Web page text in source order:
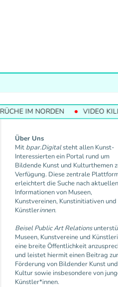
NORDEN VIDEO KILLED THE
Über Uns
Mit bpar.Digitalsteht allen Kunst-
Interessierten ein Portal rund um
Bildende Kunst und Kulturthemen
Verfügung. Diese zentrale
erleichtert die Suche nach aktuellen
Informationen von Museen,
Kunstvereinen, Kunstinitiativen und
Künstlerinnen.
Beisel Public Art Relations
Museen, Kunstvereine und
eine breite Öffentlichkeit
und leistet hiermit einen Beitrag zur
Förderung von Bildender Kunst und
Kultur sowie insbesondere von
Künstler*innen.